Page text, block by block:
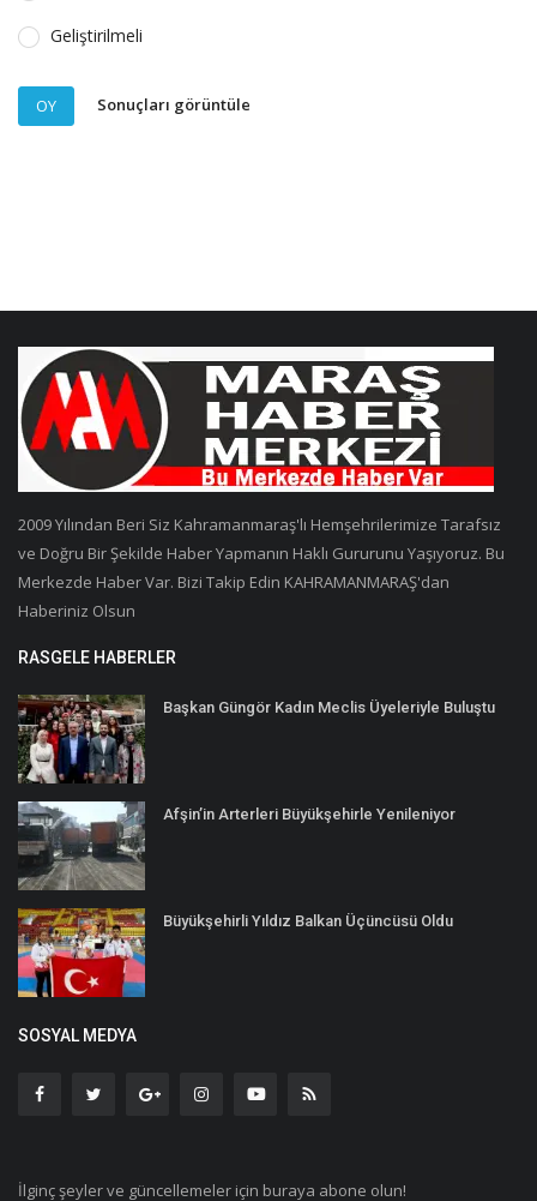
Geliştirilmeli
OY Sonuçları görüntüle
2009 Yılından Beri Siz Kahramanmaraş'lı Hemşehrilerimize Tarafsız
ve Doğru Bir Şekilde Haber Yapmanın Haklı Gururunu Yaşıyoruz. Bu
Merkezde Haber Var. Bizi Takip Edin KAHRAMANMARAŞ'dan
Haberiniz Olsun
RASGELE HABERLER
Başkan Güngör Kadın Meclis Üyeleriyle Buluştu
Afşin’in Arterleri Büyükşehirle Yenileniyor
Büyükşehirli Yıldız Balkan Üçüncüsü Oldu
SOSYAL MEDYA
İlginç şeyler ve güncellemeler için buraya abone olun!